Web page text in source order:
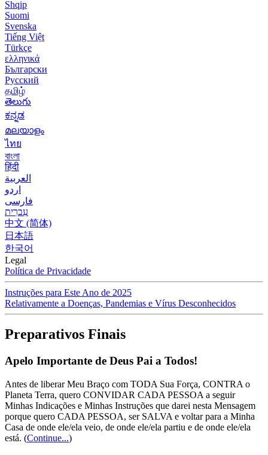
Shqip
Suomi
Svenska
Tiếng Việt
Türkçe
ελληνικά
Български
Русский
தமிழ்
తెలుగు
ಕನ್ನಡ
മലയാളം
ไทย
বাংলা
हिंदी
العربية
اردو
فارسی
עִברִית
中文 (简体)
日本語
한국어
Legal
Política de Privacidade
Instruções para Este Ano de 2025
Relativamente a Doenças, Pandemias e Vírus Desconhecidos
Preparativos Finais
Apelo Importante de Deus Pai a Todos!
Antes de liberar Meu Braço com TODA Sua Força, CONTRA o
Planeta Terra, quero CONVIDAR CADA PESSOA a seguir
Minhas Indicações e Minhas Instruções que darei nesta Mensagem
porque quero CADA PESSOA, ser SALVA e voltar para a Minha
Casa de onde ele/ela veio, de onde ele/ela partiu e de onde ele/ela
está. (Continue...)